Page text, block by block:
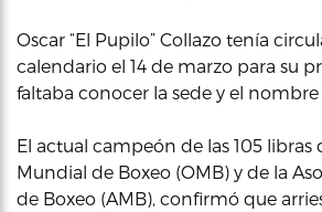
Oscar “El Pupilo” Collazo tenía
calendario el 14 de marzo para su
faltaba conocer la sede y el
El actual campeón de las 105 libras
Mundial de Boxeo (OMB) y de la
de Boxeo (AMB), confirmó que